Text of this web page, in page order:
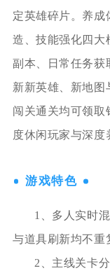
定英雄碎片。养成
造、技能强化四大
副本、日常任务获
新新英雄、新地图
闯关通关均可领取
度休闲玩家与深度
游戏特色
1、多人实时
与道具刷新均不重
2、主线关卡